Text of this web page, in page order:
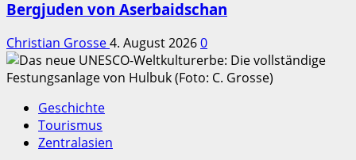
Bergjuden von Aserbaidschan
Christian Grosse4. August 20260
Geschichte
Tourismus
Zentralasien